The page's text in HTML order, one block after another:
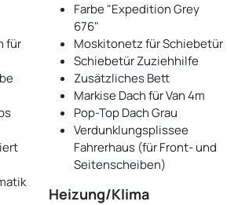
für
Farbe "Expedition Grey
676"
Moskitonetz für Schiebetür
Schiebetür Zuziehhilfe
Zusätzliches Bett
Markise Dach für Van 4m
Pop-Top Dach Grau
Verdunklungsplissee
Fahrerhaus (für Front- und
Seitenscheiben)
Heizung/Klima